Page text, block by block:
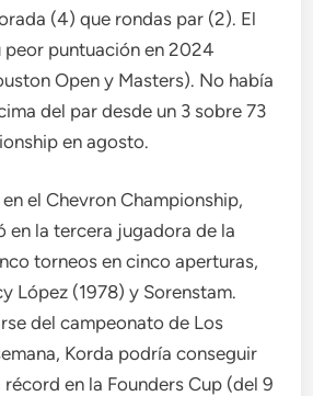
(4) que rondas par (2). El
peor puntuación en 2024
Open y Masters). No había
del par desde un 3 sobre 73
en agosto.
el Chevron Championship,
en la tercera jugadora de la
torneos en cinco aperturas,
López (1978) y Sorenstam.
del campeonato de Los
Korda podría conseguir
en la Founders Cup (del 9